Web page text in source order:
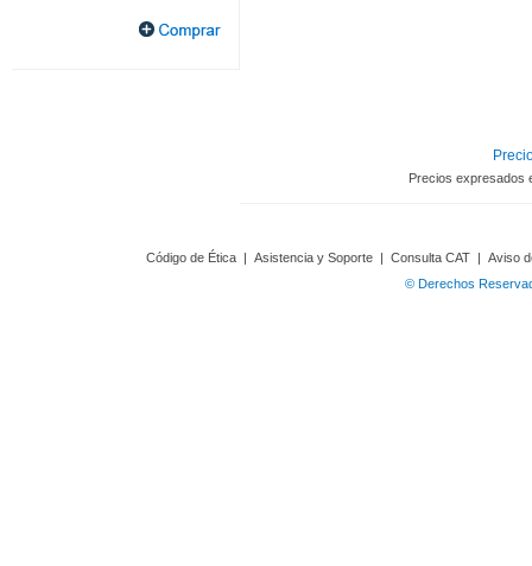
Precios expresados
Código de Ética | Asistencia y Soporte | Consulta CAT | Aviso
© Derechos